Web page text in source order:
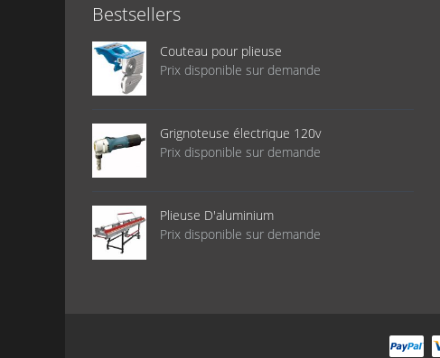
Bestsellers
Couteau pour plieuse
Prix disponible sur demande
Grignoteuse électrique 120v
Prix disponible sur demande
Plieuse D'aluminium
Prix disponible sur demande